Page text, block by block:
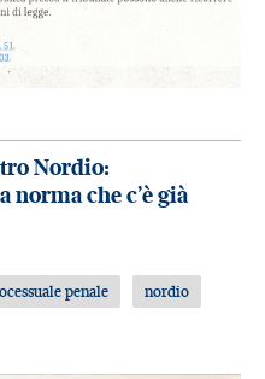
Nordio:
norma che c’è già
penale nordio